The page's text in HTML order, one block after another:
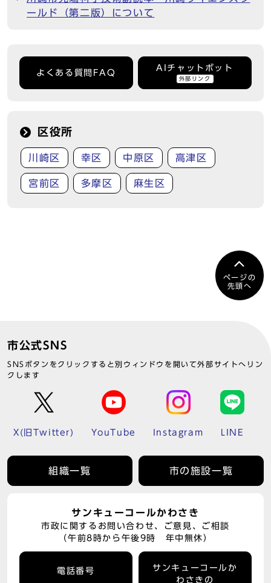
ールド（第二版）について
よくある質問FAQ
AIチャットボット
外部リンク
区役所
川崎区 幸区 中原区 高津区
宮前区 多摩区 麻生区
ページの
先頭へ
市公式SNS
SNSボタンをクリックすると別ウィンドウを開いて外部サイトへリン
クします
X(旧Twitter) YouTube Instagram LINE
組織一覧 市の施設一覧
サンキューコールかわさき
市政に関するお問い合わせ、ご意見、ご相談
（午前8時から午後9時 年中無休）
電話番号
サンキューコールか
わさきの